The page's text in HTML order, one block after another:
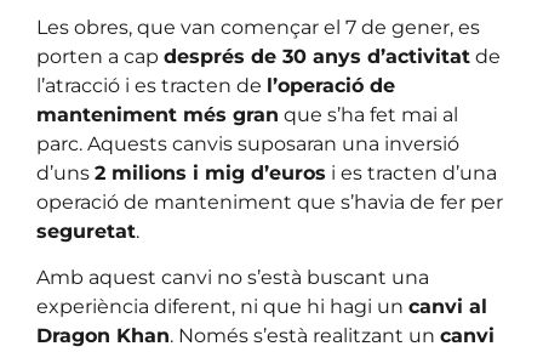
Les obres, que van començar el 7 de gener, es
porten a cap després de 30 anys d’activitat de
l’atracció i es tracten de l’operació de
manteniment més gran que s’ha fet mai al
parc. Aquests canvis suposaran una inversió
d’uns 2 milions i mig d’euros i es tracten d’una
operació de manteniment que s’havia de fer per
seguretat.
Amb aquest canvi no s’està buscant una
experiència diferent, ni que hi hagi un canvi al
Dragon Khan. Només s’està realitzant un canvi